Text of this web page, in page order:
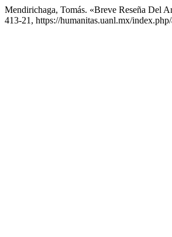
Mendirichaga, Tomás. «Breve Reseña Del
413-21, https://humanitas.uanl.mx/